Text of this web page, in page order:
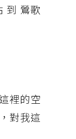
鶯歌
裡的空
對我這